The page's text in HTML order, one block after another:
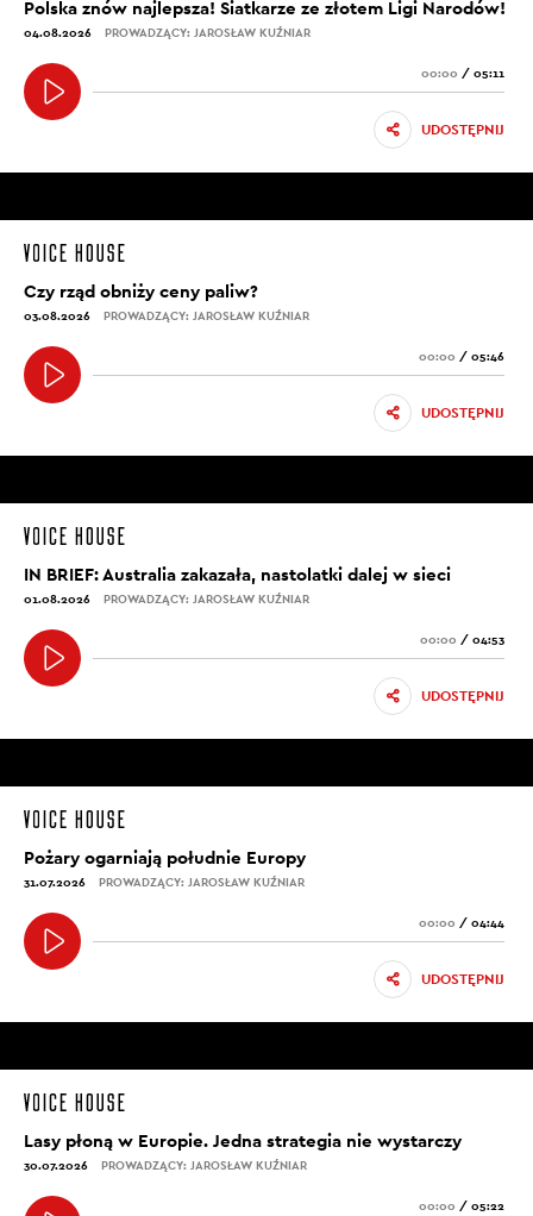
Polska znów najlepsza! Siatkarze ze złotem Ligi Narodów!
04.08.2026 PROWADZĄCY: JAROSŁAW KUŹNIAR
00:00 / 05:11
UDOSTĘPNIJ
Czy rząd obniży ceny paliw?
03.08.2026 PROWADZĄCY: JAROSŁAW KUŹNIAR
00:00 / 05:46
UDOSTĘPNIJ
IN BRIEF: Australia zakazała, nastolatki dalej w sieci
01.08.2026 PROWADZĄCY: JAROSŁAW KUŹNIAR
00:00 / 04:53
UDOSTĘPNIJ
Pożary ogarniają południe Europy
31.07.2026 PROWADZĄCY: JAROSŁAW KUŹNIAR
00:00 / 04:44
UDOSTĘPNIJ
Lasy płoną w Europie. Jedna strategia nie wystarczy
30.07.2026 PROWADZĄCY: JAROSŁAW KUŹNIAR
00:00 / 05:22